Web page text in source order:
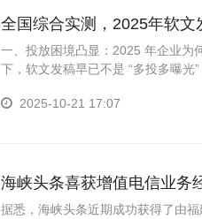
全国综合实测，2025年软
一、投放困境凸显：2025 年企业为
下，软文发稿早已不是 “多投多曝光
2025-10-21 17:07
海峡头条喜获增值电信业务
据悉，海峡头条近期成功获得了由